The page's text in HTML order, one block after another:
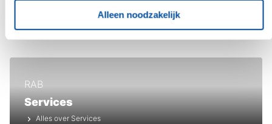
Alleen noodzakelijk
Ontdek Bouwcenter RAB
Services
RAB
Alles over Services